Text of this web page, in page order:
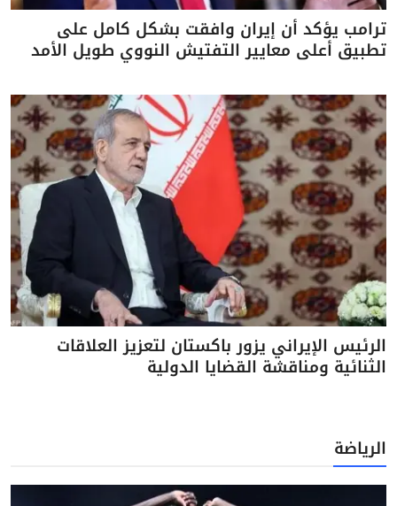
ترامب يؤكد أن إيران وافقت بشكل كامل على
تطبيق أعلى معايير التفتيش النووي طويل الأمد
الرئيس الإيراني يزور باكستان لتعزيز العلاقات
الثنائية ومناقشة القضايا الدولية
الرياضة